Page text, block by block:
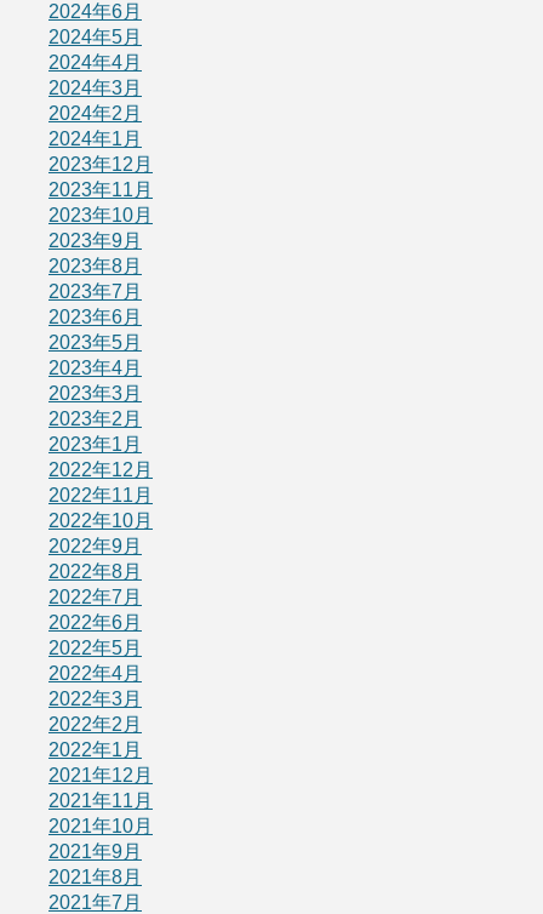
2024年6月
2024年5月
2024年4月
2024年3月
2024年2月
2024年1月
2023年12月
2023年11月
2023年10月
2023年9月
2023年8月
2023年7月
2023年6月
2023年5月
2023年4月
2023年3月
2023年2月
2023年1月
2022年12月
2022年11月
2022年10月
2022年9月
2022年8月
2022年7月
2022年6月
2022年5月
2022年4月
2022年3月
2022年2月
2022年1月
2021年12月
2021年11月
2021年10月
2021年9月
2021年8月
2021年7月